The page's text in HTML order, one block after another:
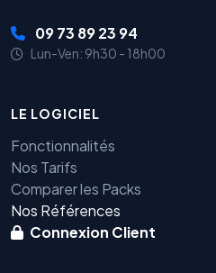
09 73 89 23 94
Lun-Ven: 9h30 - 18h00
LE LOGICIEL
Fonctionnalités
Nos Tarifs
Comparer les Packs
Nos Références
Connexion Client